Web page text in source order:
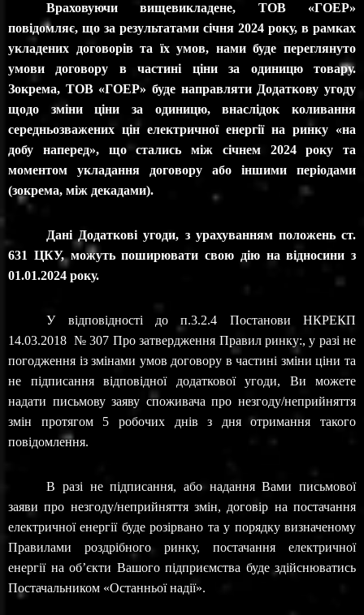
Враховуючи вищевикладене, ТОВ «ГОЕР»
повідомляє, що за результатами січня 2024 року, в рамках
укладених договорів та їх умов, нами буде переглянуто
умови договору в частині ціни за одиницю товару.
Зокрема, ТОВ «ГОЕР» буде направляти Додаткову угоду
щодо зміни ціни за одиницю, внаслідок коливання
середньозважених цін електричної енергії на ринку «на
добу наперед», що стались між січнем 2024 року та
моментом укладання договору або іншими періодами
(зокрема, між декадами).
Дані Додаткові угоди, з урахуванням положень ст.
631 ЦКУ, можуть поширювати свою дію на відносини з
01.01.2024 року.
У відповідності до п.3.2.4 Постанови НКРЕКП
14.03.2018 № 307 Про затвердження Правил ринку:, у разі не
погодження із змінами умов договору в частині зміни ціни та
не підписання відповідної додаткової угоди, Ви можете
надати письмову заяву споживача про незгоду/неприйняття
змін протягом 5 робочих днів з дня отримання такого
повідомлення.
В разі не підписання, або надання Вами письмової
заяви про незгоду/неприйняття змін, договір на постачання
електричної енергії буде розірвано та у порядку визначеному
Правилами роздрібного ринку, постачання електричної
енергії на об’єкти Вашого підприємства буде здійснюватись
Постачальником «Останньої надії».